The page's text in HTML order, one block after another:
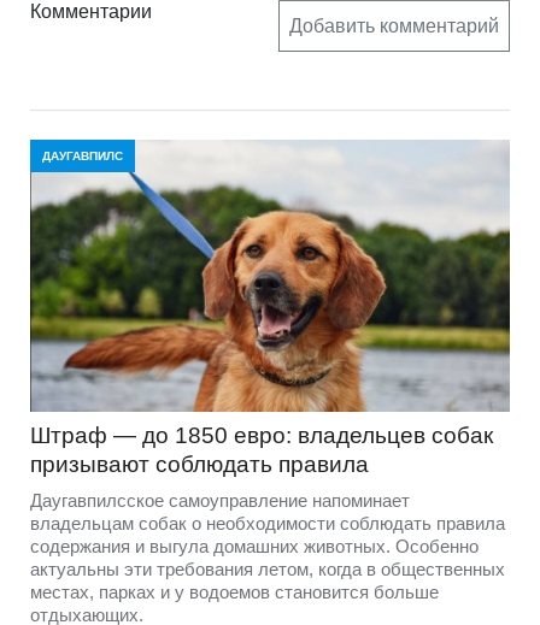
Комментарии
Добавить комментарий
ДАУГАВПИЛС
Штраф — до 1850 евро: владельцев собак
призывают соблюдать правила
Даугавпилсское самоуправление напоминает
владельцам собак о необходимости соблюдать правила
содержания и выгула домашних животных. Особенно
актуальны эти требования летом, когда в общественных
местах, парках и у водоемов становится больше
отдыхающих.